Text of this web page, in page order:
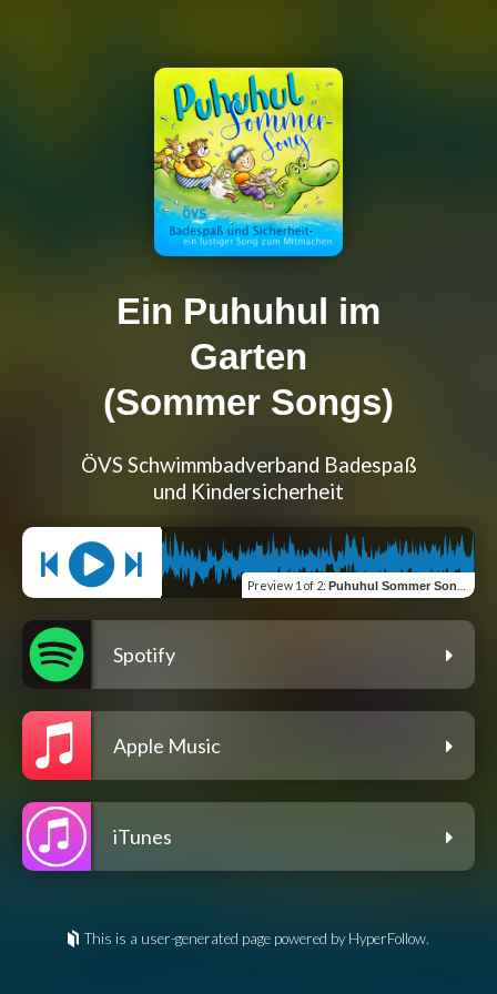
Ein Puhuhul im
Garten
(Sommer Songs)
ÖVS Schwimmbadverband Badespaß
und Kindersicherheit
Preview 1 of 2: Puhuhul Sommer Song ( Deutsche Version)
Spotify
Apple Music
iTunes
This is a user-generated page powered by HyperFollow.